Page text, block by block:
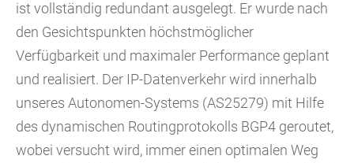
ist vollständig redundant ausgelegt. Er wurde nach
den Gesichtspunkten höchstmöglicher
Verfügbarkeit und maximaler Performance geplant
und realisiert. Der IP-Datenverkehr wird innerhalb
unseres Autonomen-Systems (AS25279) mit Hilfe
des dynamischen Routingprotokolls BGP4 geroutet,
wobei versucht wird, immer einen optimalen Weg